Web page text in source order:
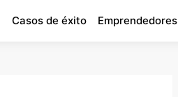
Casos de éxito Emprendedores